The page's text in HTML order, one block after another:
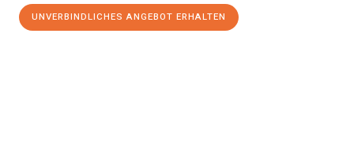
UNVERBINDLICHES ANGEBOT ERHALTEN